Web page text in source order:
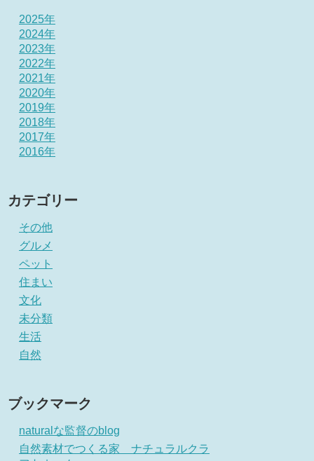
2025年
2024年
2023年
2022年
2021年
2020年
2019年
2018年
2017年
2016年
カテゴリー
その他
グルメ
ペット
住まい
文化
未分類
生活
自然
ブックマーク
naturalな監督のblog
自然素材でつくる家 ナチュラルクラ